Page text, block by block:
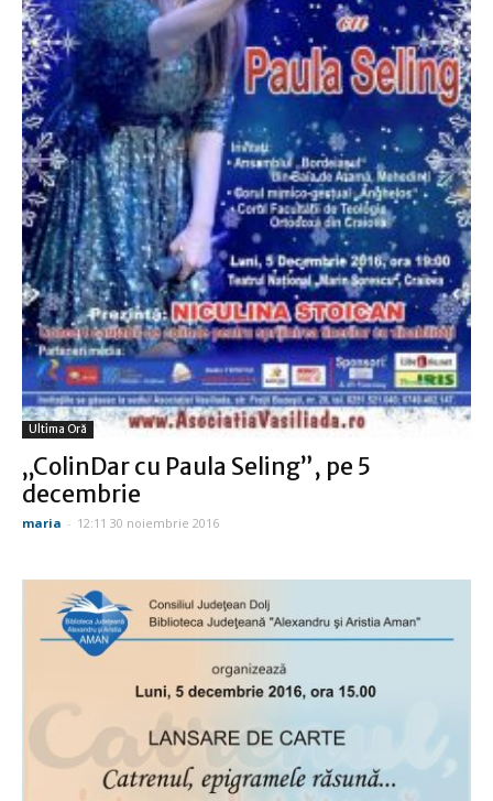
Ultima Oră
„ColinDar cu Paula Seling”, pe 5
decembrie
maria - 12:11 30 noiembrie 2016